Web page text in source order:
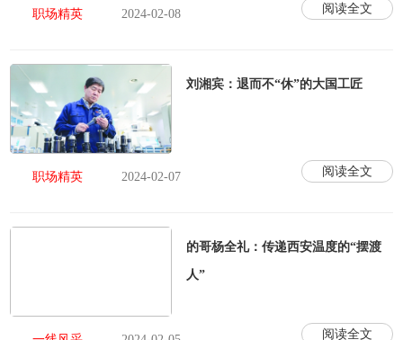
职场精英 2024-02-08 阅读全文
刘湘宾：退而不“休”的大国工匠
职场精英 2024-02-07 阅读全文
的哥杨全礼：传递西安温度的“摆渡
人”
阅读全文